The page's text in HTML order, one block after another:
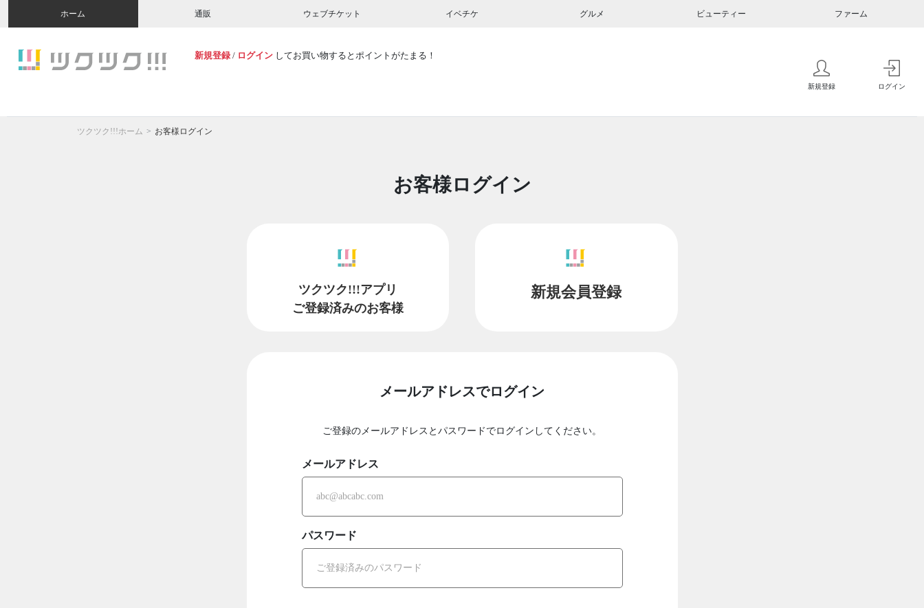
ホーム 通販 ウェブチケット イベチケ グルメ ビューティー ファーム
新規登録 / ログイン してお買い物するとポイントがたまる！
新規登録 ログイン
ツクツク!!!ホーム お客様ログイン
お客様ログイン
ツクツク!!!アプリ
ご登録済みのお客様
新規会員登録
メールアドレスでログイン
ご登録のメールアドレスとパスワードでログインしてください。
メールアドレス
パスワード